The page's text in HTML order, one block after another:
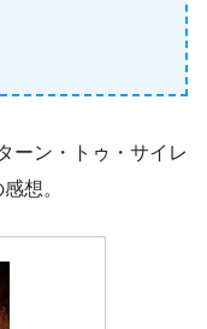
ーン・トゥ・サイレ
想。